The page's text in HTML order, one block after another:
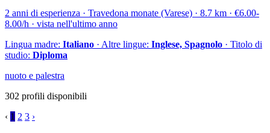
2 anni di esperienza · Travedona monate (Varese) · 8.7 km · €6.00-
8.00/h · vista nell'ultimo anno
Lingua madre: Italiano · Altre lingue: Inglese, Spagnolo · Titolo di
studio: Diploma
nuoto e palestra
302 profili disponibili
‹ 1 2 3 ›